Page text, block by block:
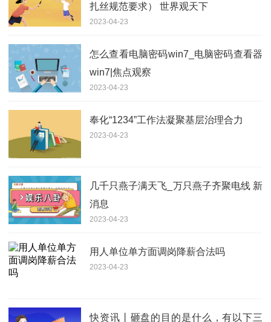
扎丝规范要求） 世界观天下
2023-04-23
怎么查看电脑密码win7_电脑密码查看器
win7|焦点观察
2023-04-23
奉化“1234”工作法凝聚基层治理合力
2023-04-23
几千只燕子满天飞_万只燕子齐聚电线 新
消息
2023-04-23
用人单位单方面调岗降薪合法吗
2023-04-23
快资讯丨砸盘的目的是什么，有以下三